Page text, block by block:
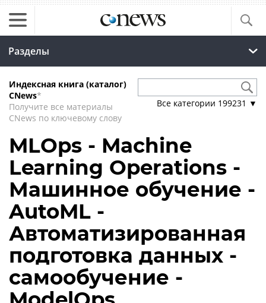
Разделы
Индексная книга (каталог)
CNews*
Получите все материалы
CNews по ключевому слову
Все категории 199231 ▼
MLOps - Machine
Learning Operations -
Машинное обучение -
AutoML -
Автоматизированная
подготовка данных -
самообучение -